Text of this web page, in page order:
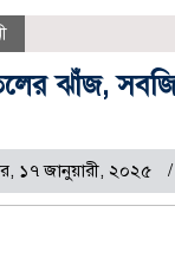
ঝাঁজ,
১৭ জানুয়ারী, ২০২৫